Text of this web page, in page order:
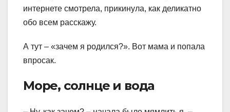
интернете смотрела, прикинула, как деликатно
обо всем расскажу.
А тут – «зачем я родился?». Вот мама и попала
впросак.
Море, солнце и вода